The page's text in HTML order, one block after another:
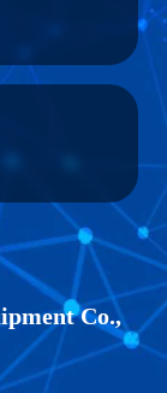
Co.,